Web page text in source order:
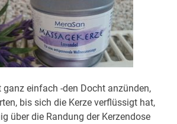
ganz einfach -den Docht anzünden,
bis sich die Kerze verflüssigt hat,
über die Randung der Kerzendose